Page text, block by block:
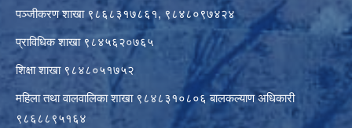
पञ्जीकरण शाखा ९८६८३१७८६१, ९८४८०९७४२४
प्राविधिक शाखा ९८४५६२०७६५
शिक्षा शाखा ९८४८०५१७५२
महिला तथा वालवालिका शाखा ९८४८३१०८०६ बालकल्याण अधिकारी
९८६८८९५१६४